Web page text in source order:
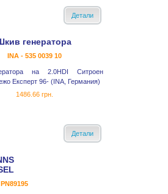
Детали
генератора
INA - 535 0039 10
на 2.0HDI Ситроен
Експерт 96- (INA, Германия)
1486.66 грн.
Детали